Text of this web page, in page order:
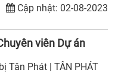
Cập nhật: 02-08-2023
viên Dự án
Tân Phát | TÂN PHÁT